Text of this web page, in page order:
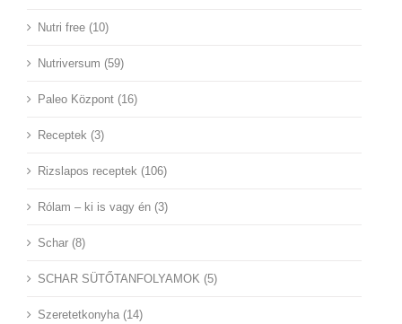
Nutri free (10)
Nutriversum (59)
Paleo Központ (16)
Receptek (3)
Rizslapos receptek (106)
Rólam – ki is vagy én (3)
Schar (8)
SCHAR SÜTŐTANFOLYAMOK (5)
Szeretetkonyha (14)